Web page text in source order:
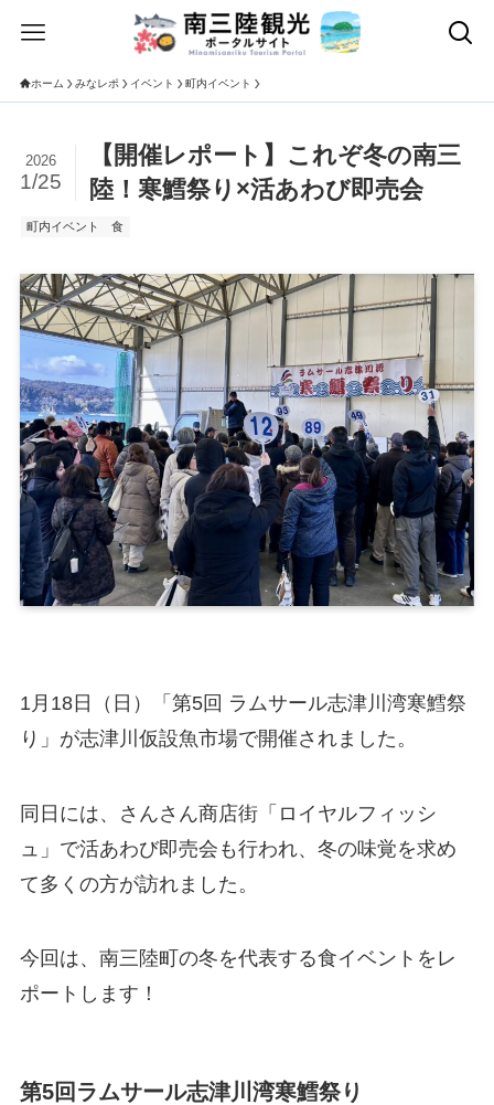
ホーム みなレポ イベント 町内イベント
【開催レポート】これぞ冬の南三
陸！寒鱈祭り×活あわび即売会
2026
1/25
町内イベント 食
1月18日（日）「第5回 ラムサール志津川湾寒鱈祭
り」が志津川仮設魚市場で開催されました。
同日には、さんさん商店街「ロイヤルフィッシ
ュ」で活あわび即売会も行われ、冬の味覚を求め
て多くの方が訪れました。
今回は、南三陸町の冬を代表する食イベントをレ
ポートします！
第5回ラムサール志津川湾寒鱈祭り